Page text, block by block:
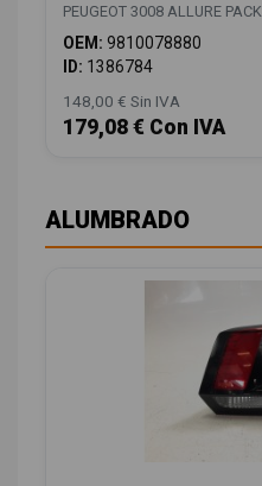
PEUGEOT 3008 ALLURE PACK
OEM: 9810078880
ID: 1386784
148,00 € Sin IVA
179,08 € Con IVA
ALUMBRADO